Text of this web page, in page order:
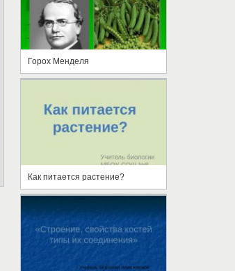
Горох Менделя
Как питается растение?